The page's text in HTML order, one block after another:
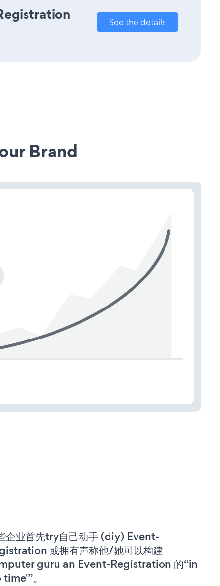
See the details
Brand
企业首先try自己动手 (diy) Event-
或拥有声称他/她可以构建
guru an Event-Registration 的“in
。